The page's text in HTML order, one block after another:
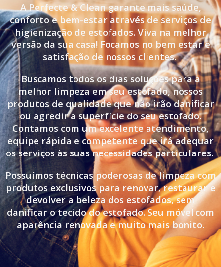
A Perfecte & Clean garante mais saúde,
conforto e bem-estar através de serviços de
higienização de estofados. Viva na melhor
versão da sua casa! Focamos no bem estar e
satisfação de nossos clientes.
Buscamos todos os dias soluções para a
melhor limpeza em seu estofado, nossos
produtos de qualidade que não irão danificar
ou agredir a superfície do seu estofado.
Contamos com um excelente atendimento,
equipe rápida e competente que irá adequar
os serviços às suas necessidades particulares.
Possuímos técnicas poderosas de limpeza com
produtos exclusivos para renovar, restaurar e
devolver a beleza dos estofados, sem
danificar o tecido do estofado. Seu móvelcom
aparência renovada e muito mais bonito.